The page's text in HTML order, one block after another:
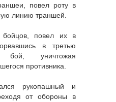
повел роту в
линию траншей.
бойцов, повел их в
в третью
бой, уничтожая
противника.
рукопашный и
от обороны в